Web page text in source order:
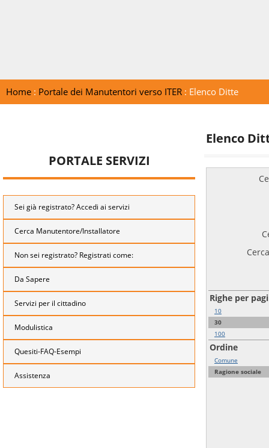
Home: Portale dei Manutentori verso ITER: Elenco Ditte
PORTALE SERVIZI
Sei già registrato? Accedi ai servizi
Cerca Manutentore/Installatore
Non sei registrato? Registrati come:
Da Sapere
Servizi per il cittadino
Modulistica
Quesiti-FAQ-Esempi
Assistenza
Elenco
Righe per
10
30
100
Ordine
Comune
Ragione sociale